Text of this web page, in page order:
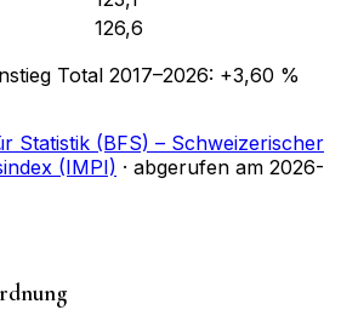
126,6
Total 2017–2026: +3,60 %
Statistik (BFS) – Schweizerischer
(IMPI) · abgerufen am 2026-